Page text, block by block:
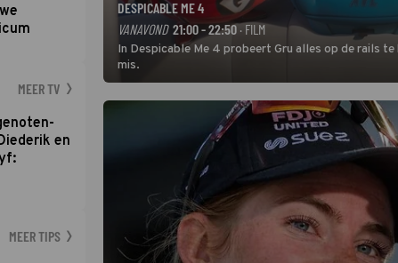
MEER TV
en
MEER TIPS
DESPICABLE ME 4
VANAVOND 21:00 - 22:50· FILM
In Despicable Me 4 probeert Gru alles op de rails te
mis.